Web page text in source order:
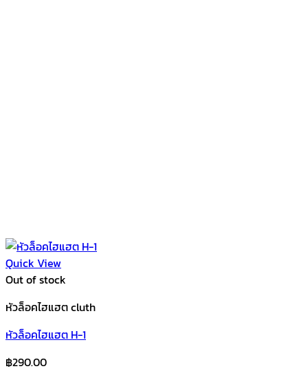
Quick View
Out of stock
หัวล็อคไฮแฮต cluth
หัวล็อคไฮแฮต H-1
฿290.00